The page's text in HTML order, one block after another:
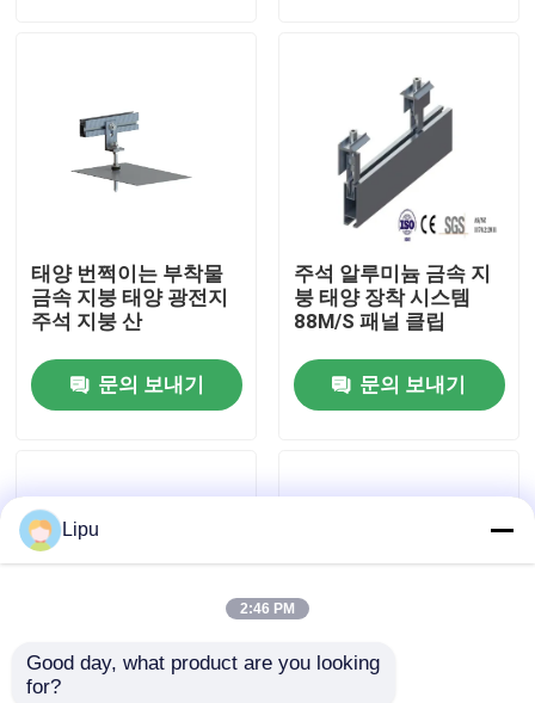
우리에 대하여
공장 여행
연락주세요
태양 피프 장착 시스템
태양 번쩍이는 부착물
금속 지붕 태양 광전지
주석 지붕 산
문의 보내기
주석 알루미늄 금속 지
붕 태양 장착 시스템
88M/S 패널 클립
문의 보내기
트라이앵글 60m/S 금
Lipu
2:46 PM
Good day, what product are you looking
for?